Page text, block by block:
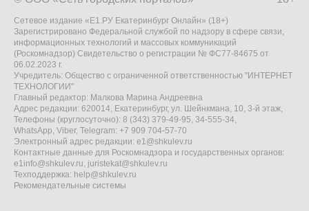
Сетевое издание «Е1.РУ Екатеринбург Онлайн» (18+)
Зарегистрировано Федеральной службой по надзору в сфере связи,
информационных технологий и массовых коммуникаций
(Роскомнадзор) Свидетельство о регистрации № ФС77-84675 от
06.02.2023 г.
Учредитель: Общество с ограниченной ответственностью "ИНТЕРНЕТ
ТЕХНОЛОГИИ"
Главный редактор: Малкова Марина Андреевна
Адрес редакции: 620014, Екатеринбург, ул. Шейнкмана, 10, 3-й этаж,
Телефоны (круглосуточно): 8 (343) 379-49-95, 34-555-34,
WhatsApp, Viber, Telegram: +7 909 704-57-70
Электронный адрес редакции: e1@shkulev.ru
Контактные данные для Роскомнадзора и государственных органов:
e1info@shkulev.ru, juristekat@shkulev.ru
Техподдержка: help@shkulev.ru
Рекомендательные системы